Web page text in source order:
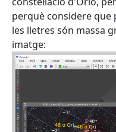
perquè considere que
les lletres són massa
imatge: